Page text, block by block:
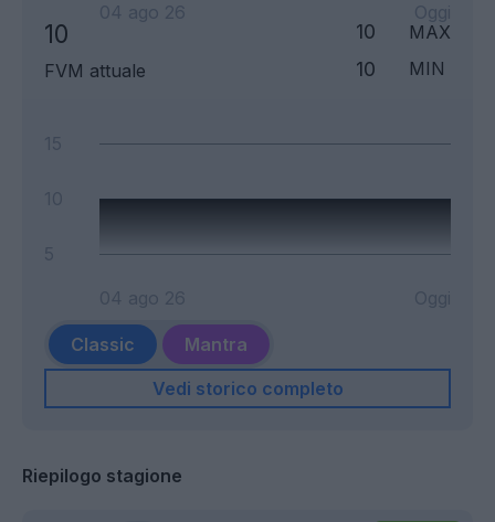
04 ago 26
Oggi
10
FVM attuale
10 MAX
10 MIN
Classic
Mantra
Vedi storico completo
Riepilogo stagione